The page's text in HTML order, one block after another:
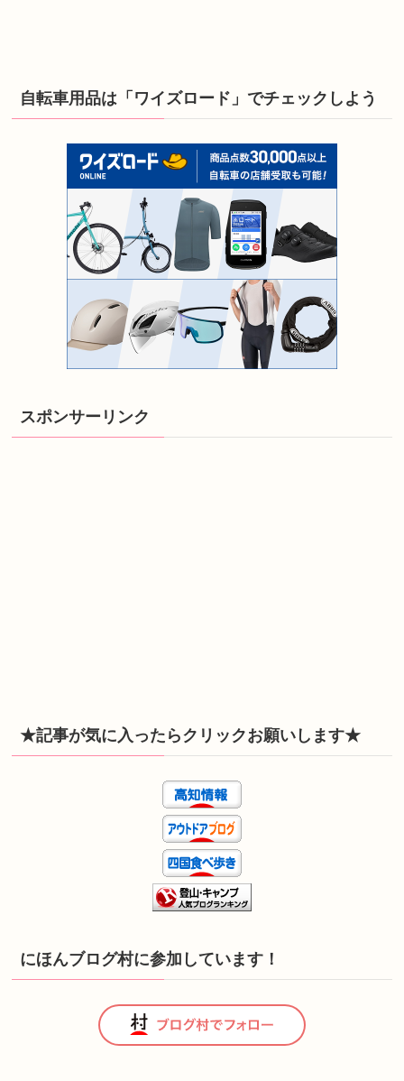
自転車用品は「ワイズロード」でチェックしよう
スポンサーリンク
★記事が気に入ったらクリックお願いします★
にほんブログ村に参加しています！